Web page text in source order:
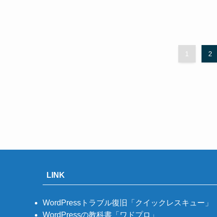
1 2
LINK
WordPressトラブル復旧「クイックレスキュー」
WordPressの教科書「ワドプロ」